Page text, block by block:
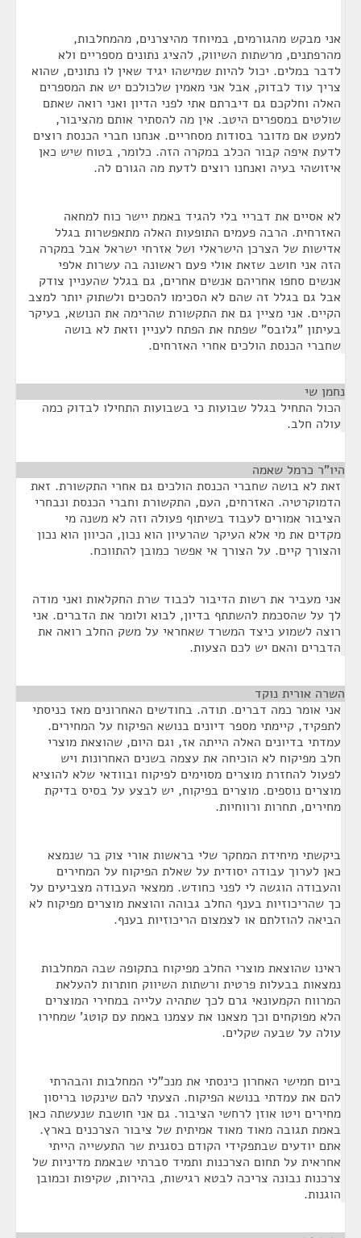
אני מבקש מהגורמים, במיוחד מהיצרנים, מהמחלבות,
מהרפתנים, מרשתות השיווק, להציג נתונים מספריים ולא
לדבר במלים. יכול להיות שמישהו יגיד שאין לו נתונים, שהוא
צריך עוד לבדוק, אבל אני מאמין שלכולכם יש את המספרים
האלה וחלקכם גם דיברתם אתי לפני הדיון ואני רואה שאתם
שולטים במספרים היטב. אין מה להסתיר אותם מהציבור,
למעט אם מדובר בסודות מסחריים. אנחנו חברי הכנסת רוצים
לדעת איפה קבור הכלב במקרה הזה. כלומר, בטוח שיש כאן
איזושהי בעיה ואנחנו רוצים לדעת מה הגורם לה.
לא אסיים את דבריי בלי להגיד באמת יישר כוח למחאה
האזרחית. הרבה פעמים התופעות האלה מתאפשרות בגלל
אדישות של הצרכן הישראלי ושל אזרחי ישראל אבל במקרה
הזה אני חושב שזאת אולי פעם ראשונה בה עשרות אלפי
אנשים סחפו אחריהם אנשים אחרים, גם בגלל שהעניין צודק
אבל גם בגלל זה שהם לא הסכימו להסכים ולשתוק יותר למצב
הקיים. אני מציין גם את התקשורת שהרימה את הנושא, בעיקר
בעיתון "גלובס" שפתח את הפתח לעניין וזאת לא בושה
שחברי הכנסת הולכים אחרי האזרחים.
נחמן שי
הכול התחיל בגלל שבועות כי בשבועות התחילו לבדוק כמה
עולה חלב.
היו"ר כרמל שאמה
זאת לא בושה שחברי הכנסת הולכים גם אחרי התקשורת. זאת
הדמוקרטיה. האזרחים, העם, התקשורת וחברי הכנסת ונבחרי
הציבור אמורים לעבוד בשיתוף פעולה וזה לא משנה מי
מקדים את מי אלא העיקר שהרעיון הוא נכון, הכיוון הוא נכון
והצורך קיים. על הצורך אי אפשר כמובן להתווכח.
אני מעביר את רשות הדיבור לכבוד שרת החקלאות ואני מודה
לך על שהסכמת להשתתף בדיון, לבוא ולומר את הדברים. אני
רוצה לשמוע כיצד המשרד שאחראי על משק החלב רואה את
הדברים והאם יש לכם הצעות.
השרה אורית נוקד
אני אומר כמה דברים. תודה. בחודשים האחרונים מאז כניסתי
לתפקיד, קיימתי מספר דיונים בנושא הפיקוח על המחירים.
עמדתי בדיונים האלה הייתה אז, וגם היום, שהוצאת מוצרי
חלב מפיקוח לא הוכיחה את עצמה בשנים האחרונות ויש
לפעול להחזרת מוצרים מסוימים לפיקוח ובוודאי שלא להוציא
מוצרים נוספים. מוצרים בפיקוח, יש לבצע על בסיס בדיקת
מחירים, תחרות ורווחיות.
ביקשתי מיחידת המחקר שלי בראשות אורי צוק בר שנמצא
כאן לערוך עבודה יסודית על שאלת הפיקוח על המחירים
והעבודה הוגשה לי לפני כחודש. ממצאי העבודה מצביעים על
כך שהריכוזיות בענף החלב גבוהה והוצאת מוצרים מפיקוח לא
הביאה להוזלתם או לצמצום הריכוזיות בענף.
ראינו שהוצאת מוצרי החלב מפיקוח בתקופה שבה המחלבות
נמצאות בבעלות פרטית ורשתות השיווק חותרות להעלאת
המרווח הקמעונאי גרם לכך שתהיה עלייה במחירי המוצרים
הלא מפוקחים וכך מצאנו את עצמנו באמת עם קוטג' שמחירו
עולה על שבעה שקלים.
ביום חמישי האחרון כינסתי את מנכ"לי המחלבות והבהרתי
להם את עמדתי בנושא הפיקוח. הצעתי להם שינקטו בריסון
מחירים ויטו אוזן לרחשי הציבור. גם אני חושבת שנעשתה כאן
באמת תגובה מאוד מאוד אמיתית של ציבור הצרכנים בארץ.
אתם יודעים שבתפקידי הקודם כסגנית שר התעשייה הייתי
אחראית על תחום הצרכנות ותמיד סברתי שבאמת מדיניות של
צרכנות נבונה צריכה לבטא רגישות, בהירות, שקיפות וכמובן
הוגנות.